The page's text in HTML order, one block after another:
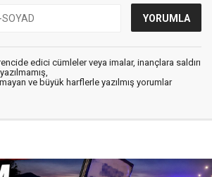
edici cümleler veya imalar, inançlara saldırı
ve büyük harflerle yazılmış yorumlar